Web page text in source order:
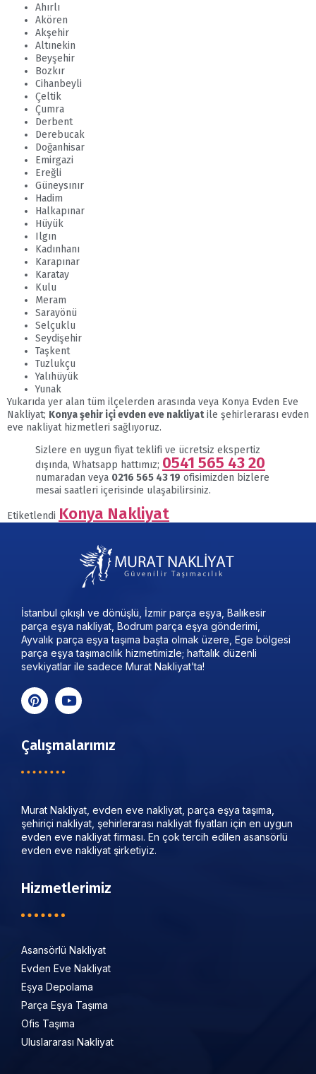
Ahırlı
Akören
Akşehir
Altınekin
Beyşehir
Bozkır
Cihanbeyli
Çeltik
Çumra
Derbent
Derebucak
Doğanhisar
Emirgazi
Ereğli
Güneysınır
Hadim
Halkapınar
Hüyük
Ilgın
Kadınhanı
Karapınar
Karatay
Kulu
Meram
Sarayönü
Selçuklu
Seydişehir
Taşkent
Tuzlukçu
Yalıhüyük
Yunak
Yukarıda yer alan tüm ilçelerden arasında veya Konya Evden Eve
Nakliyat; Konya şehir içi evden eve nakliyatile şehirlerarası evden
eve nakliyat hizmetleri sağlıyoruz.
Sizlere en uygun fiyat teklifi ve ücretsiz ekspertiz
dışında, Whatsapp hattımız; 0541 565 43 20
numaradan veya 0216 565 43 19 ofisimizden bizlere
mesai saatleri içerisinde ulaşabilirsiniz.
Etiketlendi Konya Nakliyat
İstanbul çıkışlı ve dönüşlü, İzmir parça eşya, Balıkesir
parça eşya nakliyat, Bodrum parça eşya gönderimi,
Ayvalık parça eşya taşıma başta olmak üzere, Ege bölgesi
parça eşya taşımacılık hizmetimizle; haftalık düzenli
sevkiyatlar ile sadece Murat Nakliyat’ta!
Çalışmalarımız
Murat Nakliyat, evden eve nakliyat, parça eşya taşıma,
şehiriçi nakliyat, şehirlerarası nakliyat fiyatları için en uygun
evden eve nakliyat firması. En çok tercih edilen asansörlü
evden eve nakliyat şirketiyiz.
Hizmetlerimiz
Asansörlü Nakliyat
Evden Eve Nakliyat
Eşya Depolama
Parça Eşya Taşıma
Ofis Taşıma
Uluslararası Nakliyat